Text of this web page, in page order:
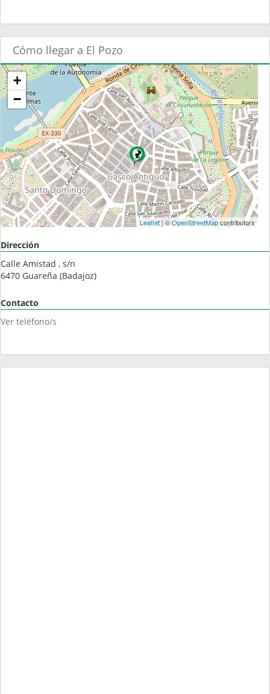
Cómo llegar a El Pozo
+
−
Leaflet| ©OpenStreetMapcontributors
Dirección
Calle Amistad , s/n
6470 Guareña (Badajoz)
Contacto
Ver teléfono/s